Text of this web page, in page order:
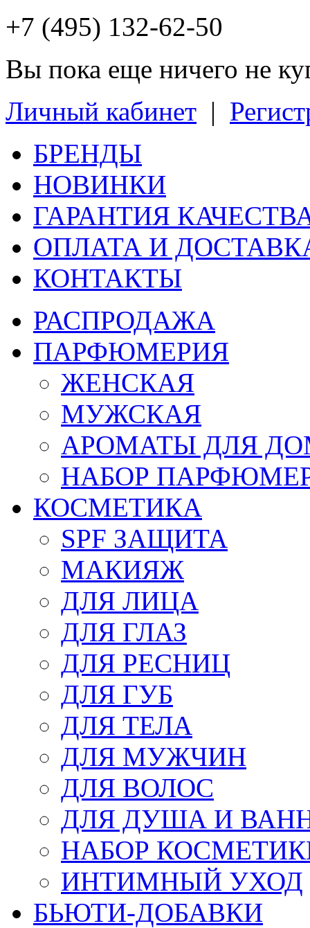
+7 (495) 132-62-50
Вы пока еще ничего не
Личный кабинет |
БРЕНДЫ
НОВИНКИ
ГАРАНТИЯ
ОПЛАТА И
КОНТАКТЫ
РАСПРОДАЖА
ПАРФЮМЕРИЯ
ЖЕНСКАЯ
МУЖСКАЯ
АРОМАТЫ ДЛЯ
НАБОР
КОСМЕТИКА
SPF ЗАЩИТА
МАКИЯЖ
ДЛЯ ЛИЦА
ДЛЯ ГЛАЗ
ДЛЯ РЕСНИЦ
ДЛЯ ГУБ
ДЛЯ ТЕЛА
ДЛЯ МУЖЧИН
ДЛЯ ВОЛОС
ДЛЯ ДУША И
НАБОР
ИНТИМНЫЙ УХОД
БЬЮТИ-ДОБАВКИ